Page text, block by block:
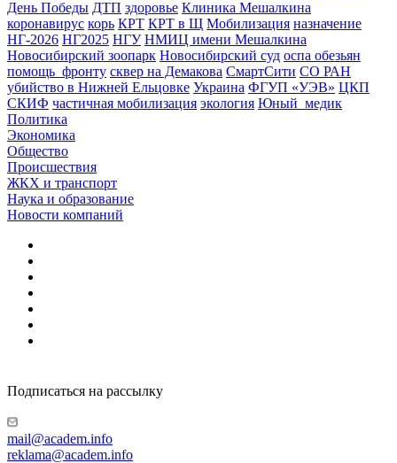
День Победы ДТП здоровье Клиника Мешалкина
коронавирус корь КРТ КРТ в Щ Мобилизация назначение
НГ-2026 НГ2025 НГУ НМИЦ имени Мешалкина
Новосибирский зоопарк Новосибирский суд оспа обезьян
помощь_фронту сквер на Демакова СмартСити СО РАН
убийство в Нижней Ельцовке Украина ФГУП «УЭВ» ЦКП
СКИФ частичная мобилизация экология Юный_медик
Политика
Экономика
Общество
Происшествия
ЖКХ и транспорт
Наука и образование
Новости компаний
Подписаться на рассылку
mail@academ.info
reklama@academ.info